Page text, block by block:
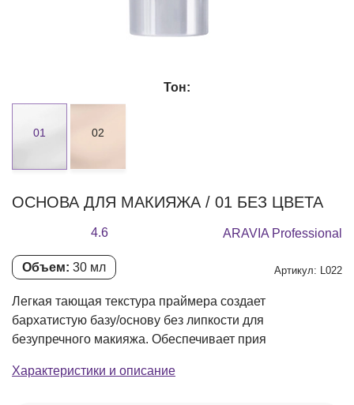
ОСНОВА ДЛЯ МАКИЯЖА / 01 БЕЗ ЦВЕТА
4.6 ARAVIA Professional
Объем: 30 мл Артикул: L022
Легкая тающая текстура праймера создает
бархатистую базу/основу без липкости для
безупречного макияжа. Обеспечивает прия
Характеристики и описание
Тон:
01 02